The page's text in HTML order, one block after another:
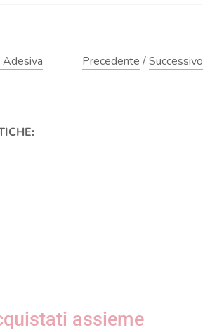
Adesiva Precedente /Successivo
assieme